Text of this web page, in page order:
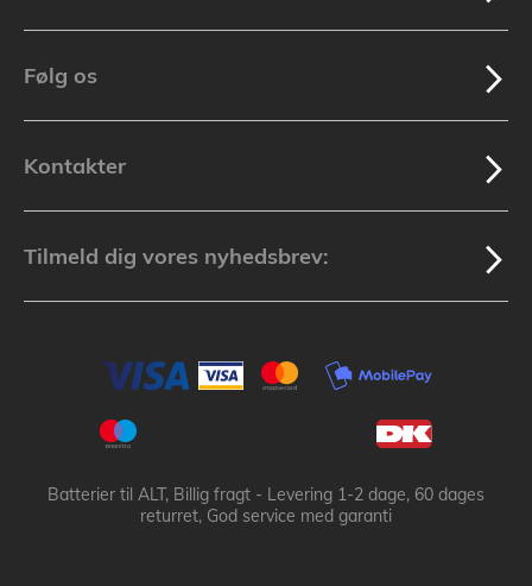
Følg os
Kontakter
Tilmeld dig vores nyhedsbrev:
Batterier til ALT, Billig fragt - Levering 1-2 dage, 60 dages
returret, God service med garanti